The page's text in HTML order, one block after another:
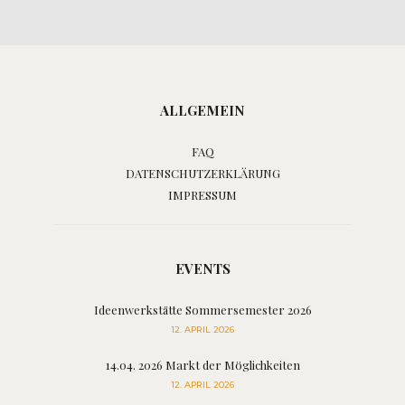
ALLGEMEIN
FAQ
DATENSCHUTZERKLÄRUNG
IMPRESSUM
EVENTS
Ideenwerkstätte Sommersemester 2026
12. APRIL 2026
14.04. 2026 Markt der Möglichkeiten
12. APRIL 2026